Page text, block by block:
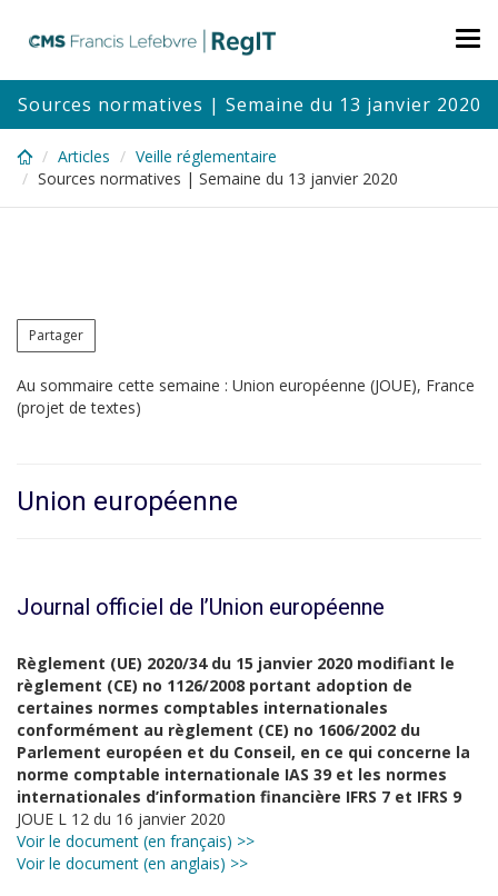
content
Sources normatives | Semaine du 13 janvier 2020
Articles
Veille réglementaire
Sources normatives | Semaine du 13 janvier 2020
Partager
Au sommaire cette semaine : Union européenne (JOUE), France
(projet de textes)
Union européenne
Journal officiel de l’Union européenne
Règlement (UE) 2020/34 du 15 janvier 2020 modifiant le
règlement (CE) no 1126/2008 portant adoption de
certaines normes comptables internationales
conformément au règlement (CE) no 1606/2002 du
Parlement européen et du Conseil, en ce qui concerne la
norme comptable internationale IAS 39 et les normes
internationales d’information financière IFRS 7 et IFRS 9
JOUE L 12 du 16 janvier 2020
Voir le document (en français) >>
Voir le document (en anglais) >>